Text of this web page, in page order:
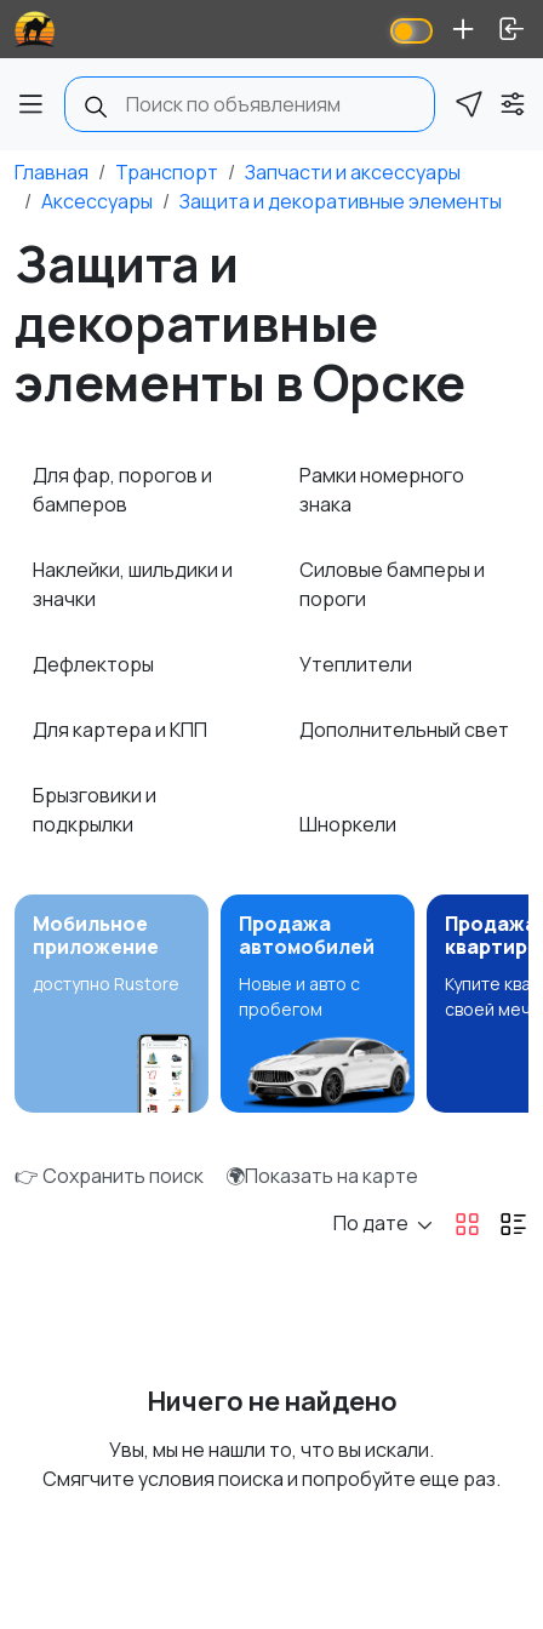
Главная Транспорт
Запчасти и аксессуары
Аксессуары
Защита и декоративные элементы
Защита и
декоративные
элементы в Орске
Для фар, порогов и
бамперов
Наклейки, шильдики и
значки
Дефлекторы
Для картера и КПП
Брызговики и
подкрылки
Рамки номерного
знака
Силовые бамперы и
пороги
Утеплители
Дополнительный свет
Шноркели
Мобильное
приложение
доступно Rustore
Продажа
автомобилей
Новые и авто с
пробегом
Продажа
квартир
Купите
своей
👉 Сохранить поиск
🌍Показать на карте
По дате
Ничего не найдено
Увы, мы не нашли то, что вы искали.
Смягчите условия поиска и попробуйте еще раз.